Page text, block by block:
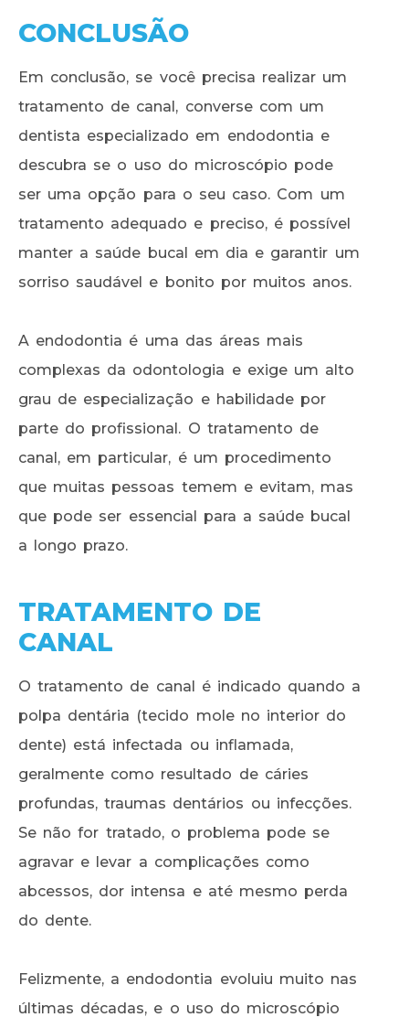
CONCLUSÃO
Em conclusão, se você precisa realizar um
tratamento de canal, converse com um
dentista especializado em endodontia e
descubra se o uso do microscópio pode
ser uma opção para o seu caso. Com um
tratamento adequado e preciso, é possível
manter a saúde bucal em dia e garantir um
sorriso saudável e bonito por muitos anos.
A endodontia é uma das áreas mais
complexas da odontologia e exige um alto
grau de especialização e habilidade por
parte do profissional. O tratamento de
canal, em particular, é um procedimento
que muitas pessoas temem e evitam, mas
que pode ser essencial para a saúde bucal
a longo prazo.
TRATAMENTO DE
CANAL
O tratamento de canal é indicado quando a
polpa dentária (tecido mole no interior do
dente) está infectada ou inflamada,
geralmente como resultado de cáries
profundas, traumas dentários ou infecções.
Se não for tratado, o problema pode se
agravar e levar a complicações como
abcessos, dor intensa e até mesmo perda
do dente.
Felizmente, a endodontia evoluiu muito nas
últimas décadas, e o uso do microscópio